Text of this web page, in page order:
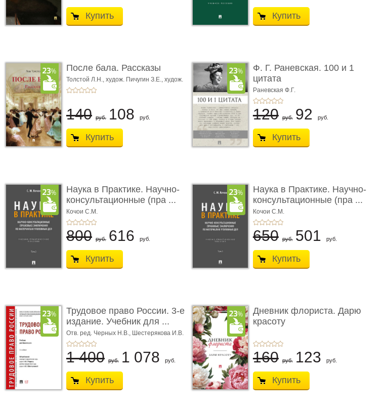
Купить Купить
После бала. Рассказы
Толстой Л.Н., худож. Пичугин З.Е., худож.
Лебедев А.И.,
140 руб. 108 руб.
Купить
Ф. Г. Раневская. 100 и 1
цитата
Раневская Ф.Г.
120 руб. 92 руб.
Купить
Наука в Практике. Научно-
консультационные (пра ...
Кочои С.М.
800 руб. 616 руб.
Купить
Наука в Практике. Научно-
консультационные (пра ...
Кочои С.М.
650 руб. 501 руб.
Купить
Трудовое право России. 3-е
издание. Учебник для ...
Отв. ред. Черных Н.В., Шестерякова И.В.
1 400 руб. 1 078 руб.
Купить
Дневник флориста. Дарю
красоту
160 руб. 123 руб.
Купить